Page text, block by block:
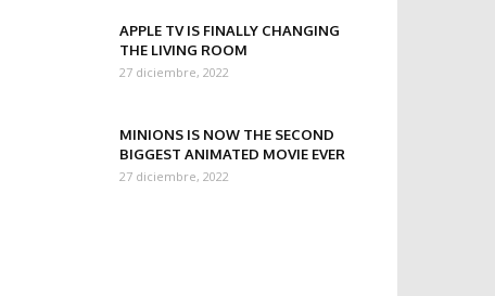
APPLE TV IS FINALLY CHANGING
THE LIVING ROOM
27 diciembre, 2022
MINIONS IS NOW THE SECOND
BIGGEST ANIMATED MOVIE EVER
27 diciembre, 2022